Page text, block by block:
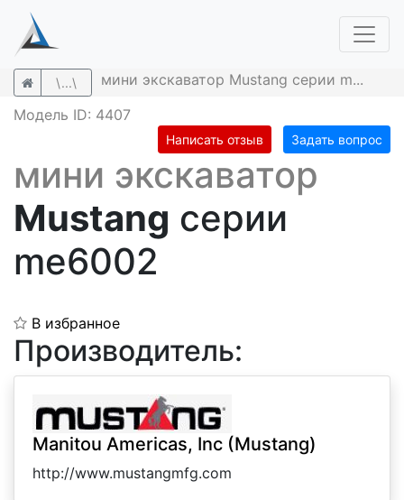
\...\
мини экскаватор Mustang серии m...
Модель ID: 4407
Написать отзыв Задать вопрос
мини экскаватор
Mustang серии
me6002
В избранное
Производитель:
Manitou Americas, Inc (Mustang)
http://www.mustangmfg.com